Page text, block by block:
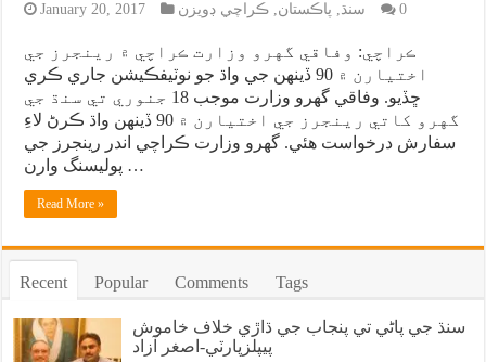
January 20, 2017 سنڌ, پاڪستان, ڪراچي ڊويزن 0
ڪراچي: وفاقي گهرو وزارت ڪراچي ۾ رينجرز جي
اختيارن ۾ 90 ڏينهن جي واڌ جو نوٽيفڪيشن جاري ڪري
ڇڏيو. وفاقي گهرو وزارت موجب 18 جنوري تي سنڌ جي
گهرو کاتي رينجرز جي اختيارن ۾ 90 ڏينهن واڌ ڪرڻ لاءِ
سفارش درخواست هئي. گهرو وزارت ڪراچي اندر رينجرز جي
پوليسنگ وارن …
Read More »
Recent Popular Comments Tags
سنڌ جي پاڻي تي پنجاب جي ڌاڙي خلاف خاموش
پيپلزپارٽي-اصغر آزاد